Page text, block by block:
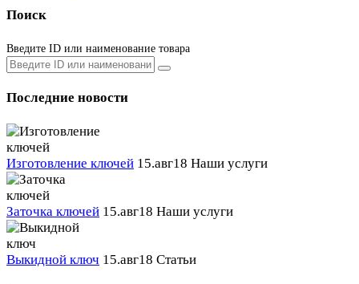
Поиск
Введите ID или наименование товара
Последние новости
Изготовление ключей 15.авг18 Наши услуги
Заточка ключей 15.авг18 Наши услуги
Выкидной ключ 15.авг18 Статьи